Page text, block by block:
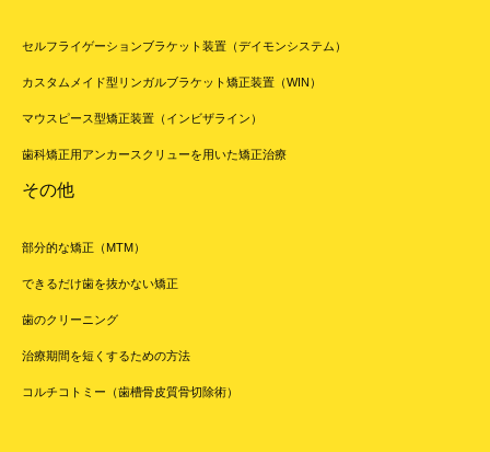
セルフライゲーションブラケット装置（デイモンシステム）
カスタムメイド型リンガルブラケット矯正装置（WIN）
マウスピース型矯正装置（インビザライン）
歯科矯正用アンカースクリューを用いた矯正治療
その他
部分的な矯正（MTM）
できるだけ歯を抜かない矯正
歯のクリーニング
治療期間を短くするための方法
コルチコトミー（歯槽骨皮質骨切除術）